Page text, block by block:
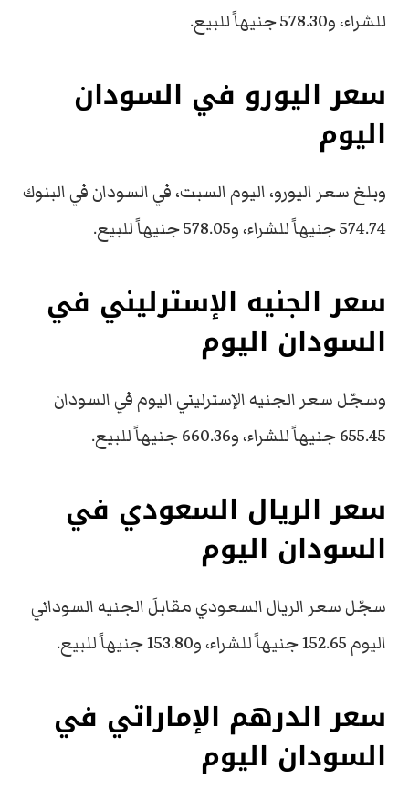
للشراء، و578.30 جنيهاً للبيع.
سعر اليورو في السودان
اليوم
وبلغ سعر اليورو، اليوم السبت، في السودان في البنوك
574.74 جنيهاً للشراء، و578.05 جنيهاً للبيع.
سعر الجنيه الإسترليني في
السودان اليوم
وسجّل سعر الجنيه الإسترليني اليوم في السودان
655.45 جنيهاً للشراء، و660.36 جنيهاً للبيع.
سعر الريال السعودي في
السودان اليوم
سجّل سعر الريال السعودي مقابلَ الجنيه السوداني
اليوم 152.65 جنيهاً للشراء، و153.80 جنيهاً للبيع.
سعر الدرهم الإماراتي في
السودان اليوم